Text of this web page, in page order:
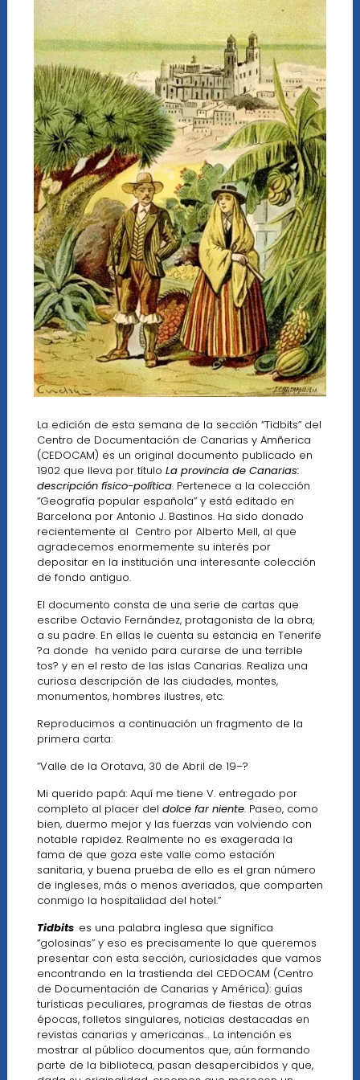
La edición de esta semana de la sección “Tidbits” del
Centro de Documentación de Canarias y Amñerica
(CEDOCAM) es un original documento publicado en
1902 que lleva por título La provincia de Canarias:
descripción físico-política. Pertenece a la colección
“Geografía popular española” y está editado en
Barcelona por Antonio J. Bastinos. Ha sido donado
recientemente al Centro por Alberto Mell, al que
agradecemos enormemente su interés por
depositar en la institución una interesante colección
de fondo antiguo.
El documento consta de una serie de cartas que
escribe Octavio Fernández, protagonista de la obra,
a su padre. En ellas le cuenta su estancia en Tenerife
?a donde ha venido para curarse de una terrible
tos? y en el resto de las islas Canarias. Realiza una
curiosa descripción de las ciudades, montes,
monumentos, hombres ilustres, etc.
Reproducimos a continuación un fragmento de la
primera carta:
“Valle de la Orotava, 30 de Abril de 19–?
Mi querido papá: Aquí me tiene V. entregado por
completo al placer del dolce far niente. Paseo, como
bien, duermo mejor y las fuerzas van volviendo con
notable rapidez. Realmente no es exagerada la
fama de que goza este valle como estación
sanitaria, y buena prueba de ello es el gran número
de ingleses, más o menos averiados, que comparten
conmigo la hospitalidad del hotel.”
Tidbits es una palabra inglesa que significa
“golosinas” y eso es precisamente lo que queremos
presentar con esta sección, curiosidades que vamos
encontrando en la trastienda del CEDOCAM (Centro
de Documentación de Canarias y América): guías
turísticas peculiares, programas de fiestas de otras
épocas, folletos singulares, noticias destacadas en
revistas canarias y americanas… La intención es
mostrar al público documentos que, aún formando
parte de la biblioteca, pasan desapercibidos y que,